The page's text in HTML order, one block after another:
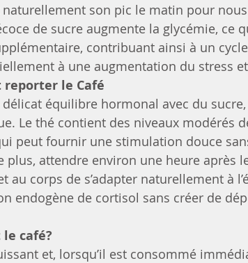
son pic le matin pour
de sucre augmente la glycémie, ce
contribuant ainsi à un
à une augmentation du stress et
le Café
équilibre hormonal avec du
Le thé contient des niveaux modérés
peut fournir une stimulation douce
plus, attendre environ une heure après
au corps de s’adapter naturellement à
endogène de cortisol sans créer de
café?
et, lorsqu’il est consommé